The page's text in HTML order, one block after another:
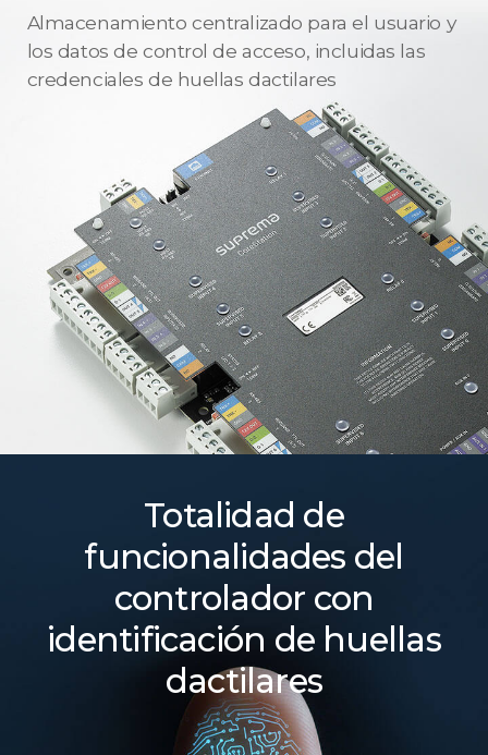
Almacenamiento centralizado para el usuario y
los datos de control de acceso, incluidas las
credenciales de huellas dactilares
Totalidad de
funcionalidades del
controlador con
identificación de huellas
dactilares